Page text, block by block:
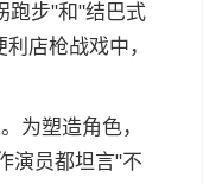
跑步"和"结巴式
店枪战戏中，
为塑造角色，
演员都坦言"不